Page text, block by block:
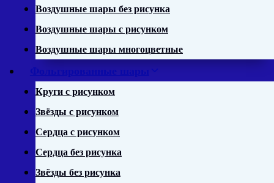
Воздушные шары без рисунка
Воздушные шары с рисунком
Воздушные шары многоцветные
Фольгированные шары
Круги с рисунком
Звёзды с рисунком
Сердца с рисунком
Сердца без рисунка
Звёзды без рисунка